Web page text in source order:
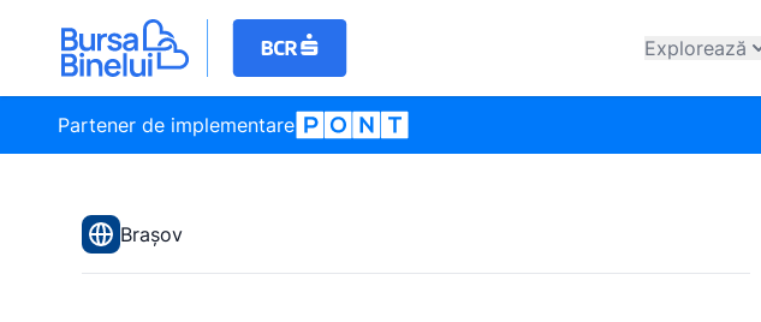
Explorează
Partener de implementare
Brașov